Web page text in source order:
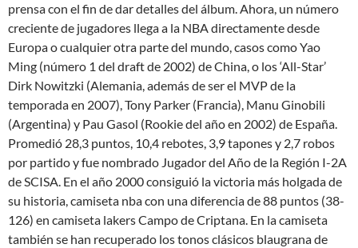
prensa con el fin de dar detalles del álbum. Ahora, un número
creciente de jugadores llega a la NBA directamente desde
Europa o cualquier otra parte del mundo, casos como Yao
Ming (número 1 del draft de 2002) de China, o los ‘All-Star’
Dirk Nowitzki (Alemania, además de ser el MVP de la
temporada en 2007), Tony Parker (Francia), Manu Ginobili
(Argentina) y Pau Gasol (Rookie del año en 2002) de España.
Promedió 28,3 puntos, 10,4 rebotes, 3,9 tapones y 2,7 robos
por partido y fue nombrado Jugador del Año de la Región I-2A
de SCISA. En el año 2000 consiguió la victoria más holgada de
su historia, camiseta nba con una diferencia de 88 puntos (38-
126) en camiseta lakers Campo de Criptana. En la camiseta
también se han recuperado los tonos clásicos blaugrana de